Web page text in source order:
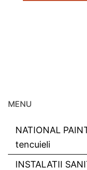
MENU
NATIONAL
tencuieli
INSTALATII